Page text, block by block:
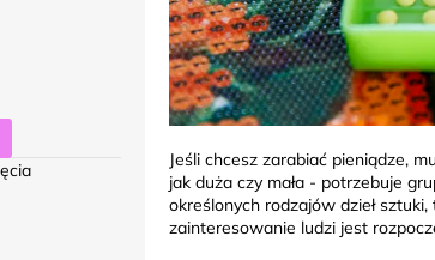
Jeśli chcesz zarabiać pieniądze,
jak duża czy mała - potrzebuje
określonych rodzajów dzieł
zainteresowanie ludzi jest